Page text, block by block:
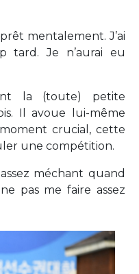
mentalement. J’ai
tard. Je n’aurai eu
la (toute) petite
Il avoue lui-même
crucial, cette
une compétition.
méchant quand
pas me faire assez